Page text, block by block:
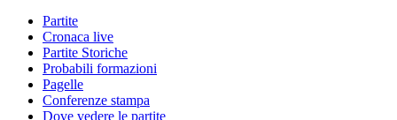
Partite
Cronaca live
Partite Storiche
Probabili formazioni
Pagelle
Conferenze stampa
Dove vedere le partite